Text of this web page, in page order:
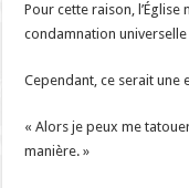
Pour cette raison,
condamnation
Cependant, ce serait une
« Alors je peux me
manière. »